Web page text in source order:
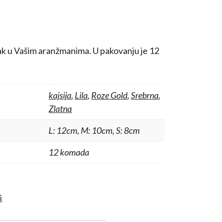
u Vašim aranžmanima. U pakovanju je 12
kajsija, Lila, Roze Gold,Srebrna,
Zlatna
L: 12cm, M: 10cm, S: 8cm
12 komada